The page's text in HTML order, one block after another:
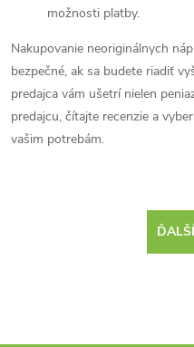
možnosti platby.
Nakupovanie neoriginálnych
bezpečné, ak sa budete riadiť
predajca vám ušetrí nielen
predajcu, čítajte recenzie a
vašim potrebám.